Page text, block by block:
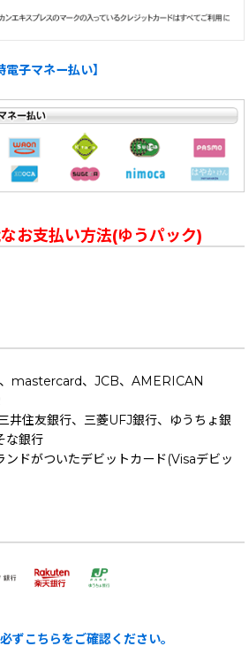
子マネー払い】
お支払い方法(ゆうパック)
、mastercard、JCB、AMERICAN
井住友銀行、三菱UFJ銀行、ゆうちょ銀
な銀行
ンドがついたデビットカード(Visaデビッ
ずこちらをご確認ください。